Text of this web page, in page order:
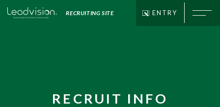
RECRUITING SITE ENTRY
RECRUIT INFO